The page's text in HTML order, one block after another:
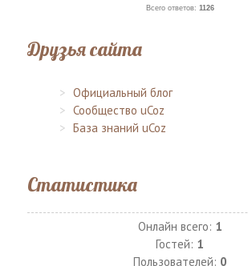
Всего ответов: 1126
Друзья сайта
Официальный блог
Сообщество uCoz
База знаний uCoz
Статистика
Онлайн всего: 1
Гостей: 1
Пользователей: 0